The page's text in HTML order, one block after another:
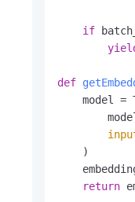
if
def
model =
    )
return